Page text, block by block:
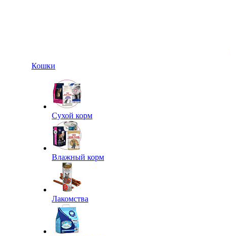
Кошки
Сухой корм
Влажный корм
Лакомства